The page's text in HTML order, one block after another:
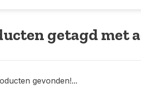
getagd met
gevonden!...